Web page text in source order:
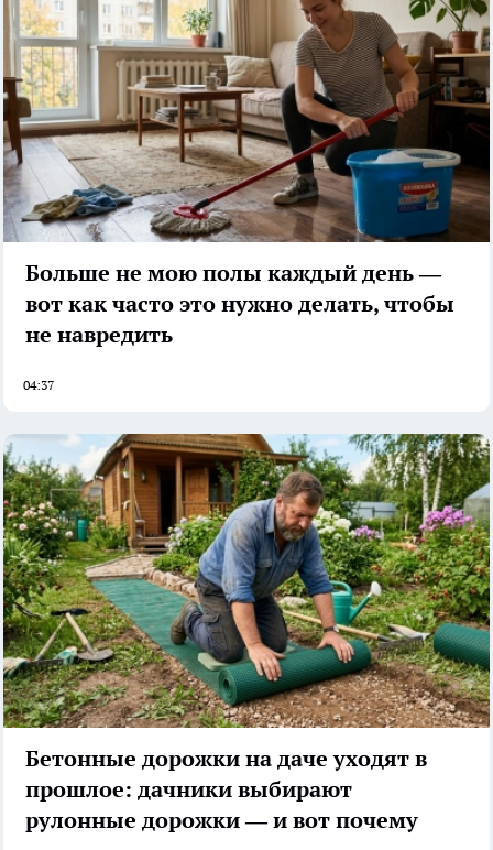
Больше не мою полы каждый день —
вот как часто это нужно делать, чтобы
не навредить
04:37
Бетонные дорожки на даче уходят в
прошлое: дачники выбирают
рулонные дорожки — и вот почему